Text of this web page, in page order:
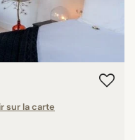
sur la carte